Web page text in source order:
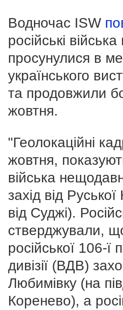
Водночас ISW
російські
просунулися в
українського
та продовжили
жовтня.
"Геолокаційні
жовтня,
війська
захід від
від Суджі).
стверджували,
російської 106-ї
дивізії (ВДВ)
Любимівку (на
Коренево), а